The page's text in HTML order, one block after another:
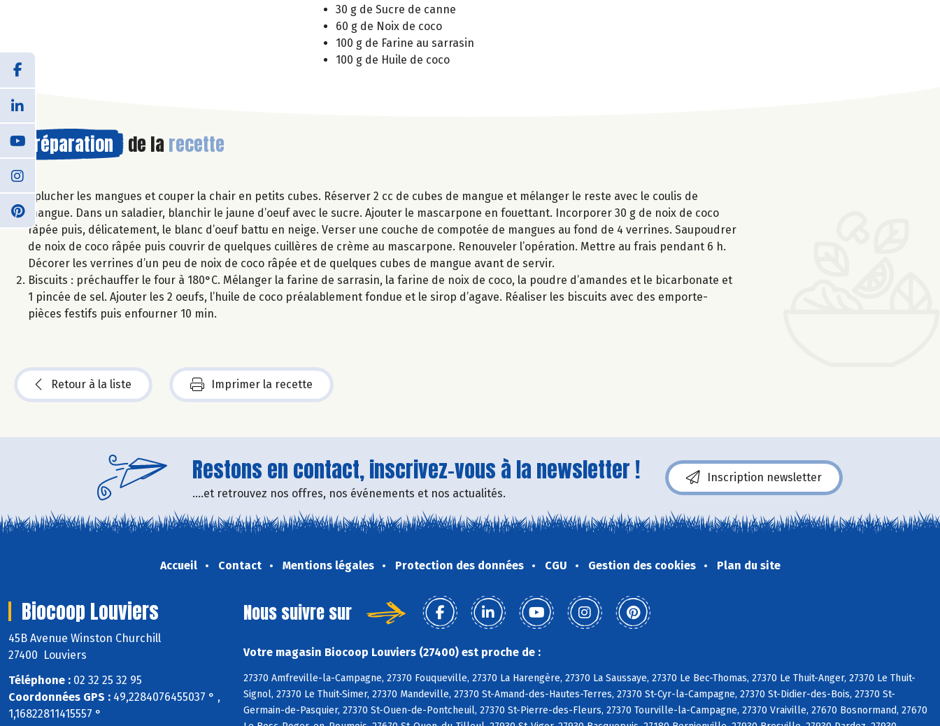
30 g de Sucre de canne
60 g de Noix de coco
100 g de Farine au sarrasin
100 g de Huile de coco
Préparation de la recette
Eplucher les mangues et couper la chair en petits cubes. Réserver 2 cc de cubes de mangue et mélanger le reste avec le coulis de
mangue. Dans un saladier, blanchir le jaune d’oeuf avec le sucre. Ajouter le mascarpone en fouettant. Incorporer 30 g de noix de coco
râpée puis, délicatement, le blanc d’oeuf battu en neige. Verser une couche de compotée de mangues au fond de 4 verrines. Saupoudrer
de noix de coco râpée puis couvrir de quelques cuillères de crème au mascarpone. Renouveler l’opération. Mettre au frais pendant 6 h.
Décorer les verrines d’un peu de noix de coco râpée et de quelques cubes de mangue avant de servir.
Biscuits : préchauffer le four à 180°C. Mélanger la farine de sarrasin, la farine de noix de coco, la poudre d’amandes et le bicarbonate et
1 pincée de sel. Ajouter les 2 oeufs, l’huile de coco préalablement fondue et le sirop d’agave. Réaliser les biscuits avec des emporte-
pièces festifs puis enfourner 10 min.
Retour à la liste Imprimer la recette
Restons en contact, inscrivez-vous à la newsletter !
....et retrouvez nos offres, nos événements et nos actualités.
Inscription newsletter
Accueil Contact Mentions légales Protection des données CGU Gestion des cookies Plan du site
Biocoop Louviers
45B Avenue Winston Churchill
27400 Louviers
Téléphone : 02 32 25 32 95
Coordonnées GPS : 49,2284076455037 ° ,
1,16822811415557 °
Nous suivre sur
Votre magasin Biocoop Louviers (27400) est proche de :
27370 Amfreville-la-Campagne, 27370 Fouqueville, 27370 La Harengère, 27370 La Saussaye, 27370 Le Bec-Thomas, 27370 Le Thuit-Anger, 27370 Le Thuit-
Signol, 27370 Le Thuit-Simer, 27370 Mandeville, 27370 St-Amand-des-Hautes-Terres, 27370 St-Cyr-la-Campagne, 27370 St-Didier-des-Bois, 27370 St-
Germain-de-Pasquier, 27370 St-Ouen-de-Pontcheuil, 27370 St-Pierre-des-Fleurs, 27370 Tourville-la-Campagne, 27370 Vraiville, 27670 Bosnormand, 27670